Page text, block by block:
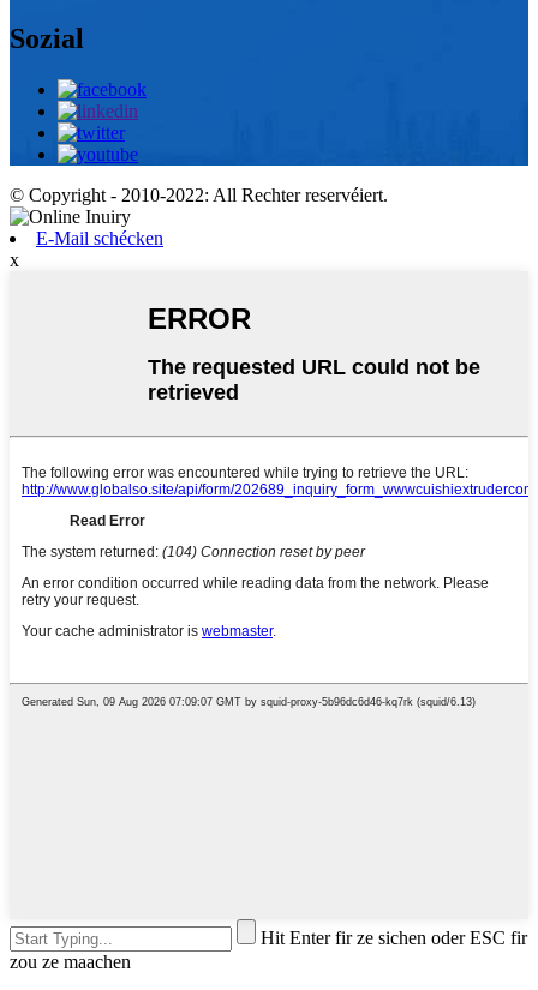
Sozial
© Copyright - 2010-2022: All Rechter reservéiert.
E-Mail schécken
x
Hit Enter fir ze sichen oder ESC fir
zou ze maachen